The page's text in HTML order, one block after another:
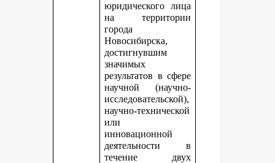
юридического лица
на территории
города
Новосибирска,
достигнувшим
значимых
результатов в сфере
научной (научно-
исследовательской),
научно-технической
или
инновационной
деятельности в
течение двух